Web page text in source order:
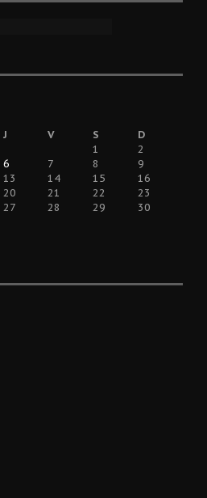
J V S
D
1
2
6 7 8
9
13 14 15
16
20 21 22
23
27 28 29
30